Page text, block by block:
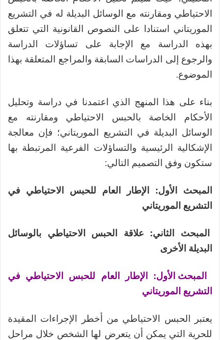
الاحتياطي ومقارنته مع الوسائل البديلة له في التشريع
الموريتاني استنادا على النصوص القانونية التي تتعلق
بهذه الدراسة مع الإجابة على تساؤلات الدراسة
والرجوع إلى الدراسات السابقة والمراجع المتعلقة بهذا
الموضوع.
بناء على هذا المنهج الذي اعتمدنا في دراسة وتحليل
الأحكام الخاصة بالحبس الاحتياطي ومقارنته مع
الوسائل البديلة في التشريع الموريتاني؛ فإن معالجة
الإشكالية الرئيسية والتساؤلات الفرعية المرتبطة بها
ستكون وفق التصميم التالي:
المبحث الأول: الإطار العام للحبس الاحتياطي في
التشريع الموريتاني
المبحث الثاني: علاقة الحبس الاحتياطي بالوسائل
البديلة الأخرى
المبحث الأول: الإطار العام للحبس الاحتياطي في
التشريع الموريتاني
يعتبر الحبس الاحتياطي من أخطر الإجراءات المقيدة
للحرية التي يمكن أن يتعرض لها الشخص خلال مراحل